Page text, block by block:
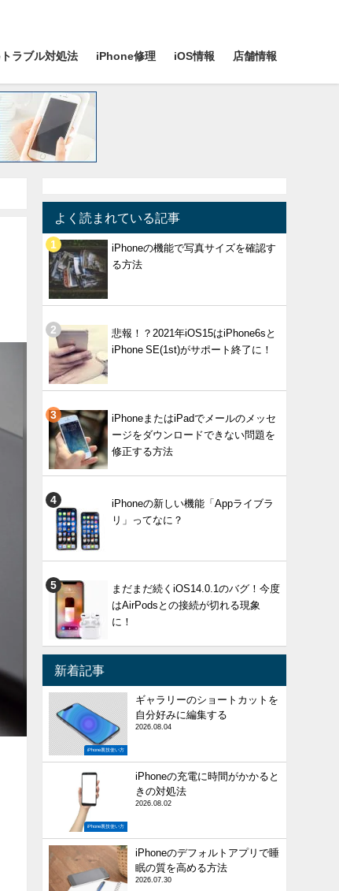
ラブル対処法 iPhone修理 iOS情報 店舗情報
よく読まれている記事
iPhoneの機能で写真サイズを確認す
る方法
悲報！？2021年iOS15はiPhone6sと
iPhone SE(1st)がサポート終了に！
iPhoneまたはiPadでメールのメッセ
ージをダウンロードできない問題を
修正する方法
iPhoneの新しい機能「Appライブラ
リ」ってなに？
まだまだ続くiOS14.0.1のバグ！今度
はAirPodsとの接続が切れる現象
に！
新着記事
iPhone裏技使い方
ギャラリーのショートカットを
自分好みに編集する
2026.08.04
iPhone裏技使い方
iPhoneの充電に時間がかかると
きの対処法
2026.08.02
iPhoneのデフォルトアプリで睡
眠の質を高める方法
2026.07.30